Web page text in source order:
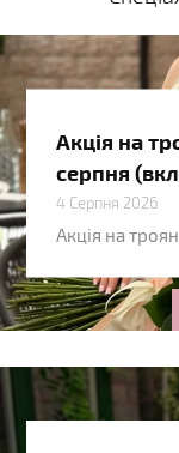
Акція на
серпня
4 Серпня 2026
Акція на